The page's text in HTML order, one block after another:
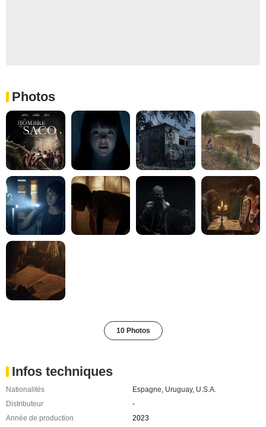
Photos
10 Photos
Infos techniques
Nationalités Espagne Uruguay, U.S.A.
Distributeur
-
Année de production
2023